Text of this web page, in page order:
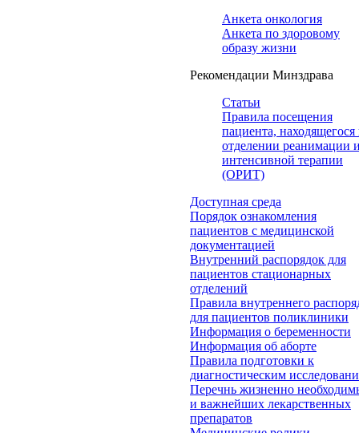
Анкета онкология
Анкета по здоровому
образу жизни
Рекомендации Минздрава
Статьи
Правила посещения
пациента, находящегося
отделении реанимации и
интенсивной терапии
(ОРИТ)
Доступная среда
Порядок ознакомления
пациентов с медицинской
документацией
Внутренний распорядок для
пациентов стационарных
отделений
Правила внутреннего
для пациентов поликлиники
Информация о беременности
Информация об аборте
Правила подготовки к
диагностическим
Перечнь жизненно
и важнейших лекарственных
препаратов